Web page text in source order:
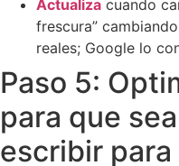
Actualiza cuando
frescura”
reales; Google lo
Paso 5:
para que
escribir